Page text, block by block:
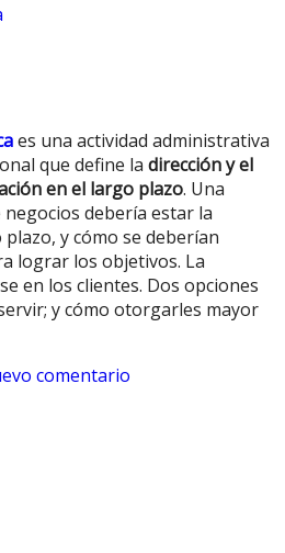
es una actividad administrativa
que define la dirección y el
en el largo plazo. Una
debería estar la
y cómo se deberían
lograr los objetivos. La
en los clientes. Dos opciones
y cómo otorgarles mayor
Estratégica
comentario